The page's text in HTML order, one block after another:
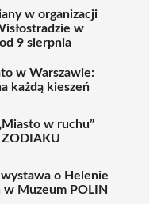
w organizacji
w
9 sierpnia
w Warszawie:
każdą kieszeń
w ruchu”
wystawa o Helenie
w Muzeum POLIN